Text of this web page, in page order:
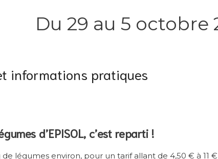
Du 29 au 5 octobre
informations pratiques
d’EPISOL, c’est reparti !
de légumes environ, pour un tarif allant de 4,50 € à 11